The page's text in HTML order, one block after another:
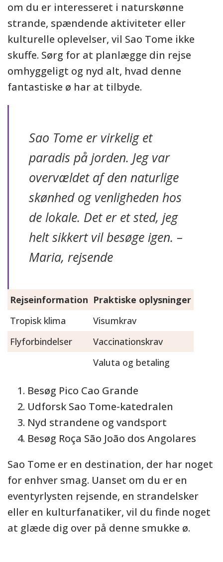
om du er interesseret i naturskønne
strande, spændende aktiviteter eller
kulturelle oplevelser, vil Sao Tome ikke
skuffe. Sørg for at planlægge din rejse
omhyggeligt og nyd alt, hvad denne
fantastiske ø har at tilbyde.
Sao Tome er virkelig et
paradis på jorden. Jeg var
overvældet af den naturlige
skønhed og venligheden hos
de lokale. Det er et sted, jeg
helt sikkert vil besøge igen. –
Maria, rejsende
Rejseinformation Praktiske oplysninger
Tropisk klima
Visumkrav
Flyforbindelser
Vaccinationskrav
Valuta og betaling
Besøg Pico Cao Grande
Udforsk Sao Tome-katedralen
Nyd strandene og vandsport
Besøg Roça São João dos Angolares
Sao Tome er en destination, der har noget
for enhver smag. Uanset om du er en
eventyrlysten rejsende, en strandelsker
eller en kulturfanatiker, vil du finde noget
at glæde dig over på denne smukke ø.